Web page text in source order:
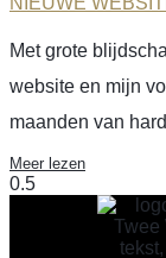
Met grote
website en mijn
maanden van hard
Meer lezen